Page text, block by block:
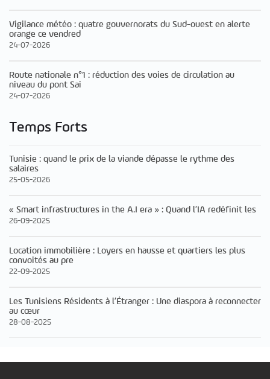
Vigilance météo : quatre gouvernorats du Sud-ouest en alerte
orange ce vendred
24-07-2026
Route nationale n°1 : réduction des voies de circulation au
niveau du pont Sai
24-07-2026
Temps Forts
Tunisie : quand le prix de la viande dépasse le rythme des
salaires
25-05-2026
« Smart infrastructures in the A.I era » : Quand l’IA redéfinit les
26-09-2025
Location immobilière : Loyers en hausse et quartiers les plus
convoités au pre
22-09-2025
Les Tunisiens Résidents à l’Étranger : Une diaspora à reconnecter
au cœur
28-08-2025